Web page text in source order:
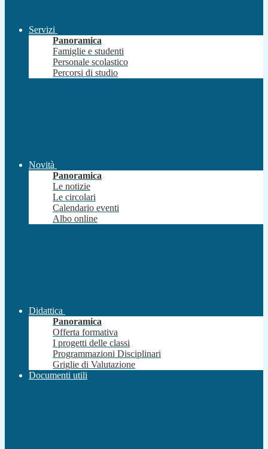
Servizi
Panoramica
Famiglie e studenti
Personale scolastico
Percorsi di studio
Novità
Panoramica
Le notizie
Le circolari
Calendario eventi
Albo online
Didattica
Panoramica
Offerta formativa
I progetti delle classi
Programmazioni Disciplinari
Griglie di Valutazione
Documenti utili